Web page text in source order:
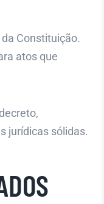
Constituição.
atos que
jurídicas sólidas.